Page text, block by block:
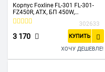
Корпус Foxline FL-301 FL-301-
FZ450R, ATX, БП 450W,
1x5.25EXT, 1x3.5EXT, 4x3.5INT,
302633
3 170 КУПИТЬ
ХОЧУ ДЕШЕВЛЕ!